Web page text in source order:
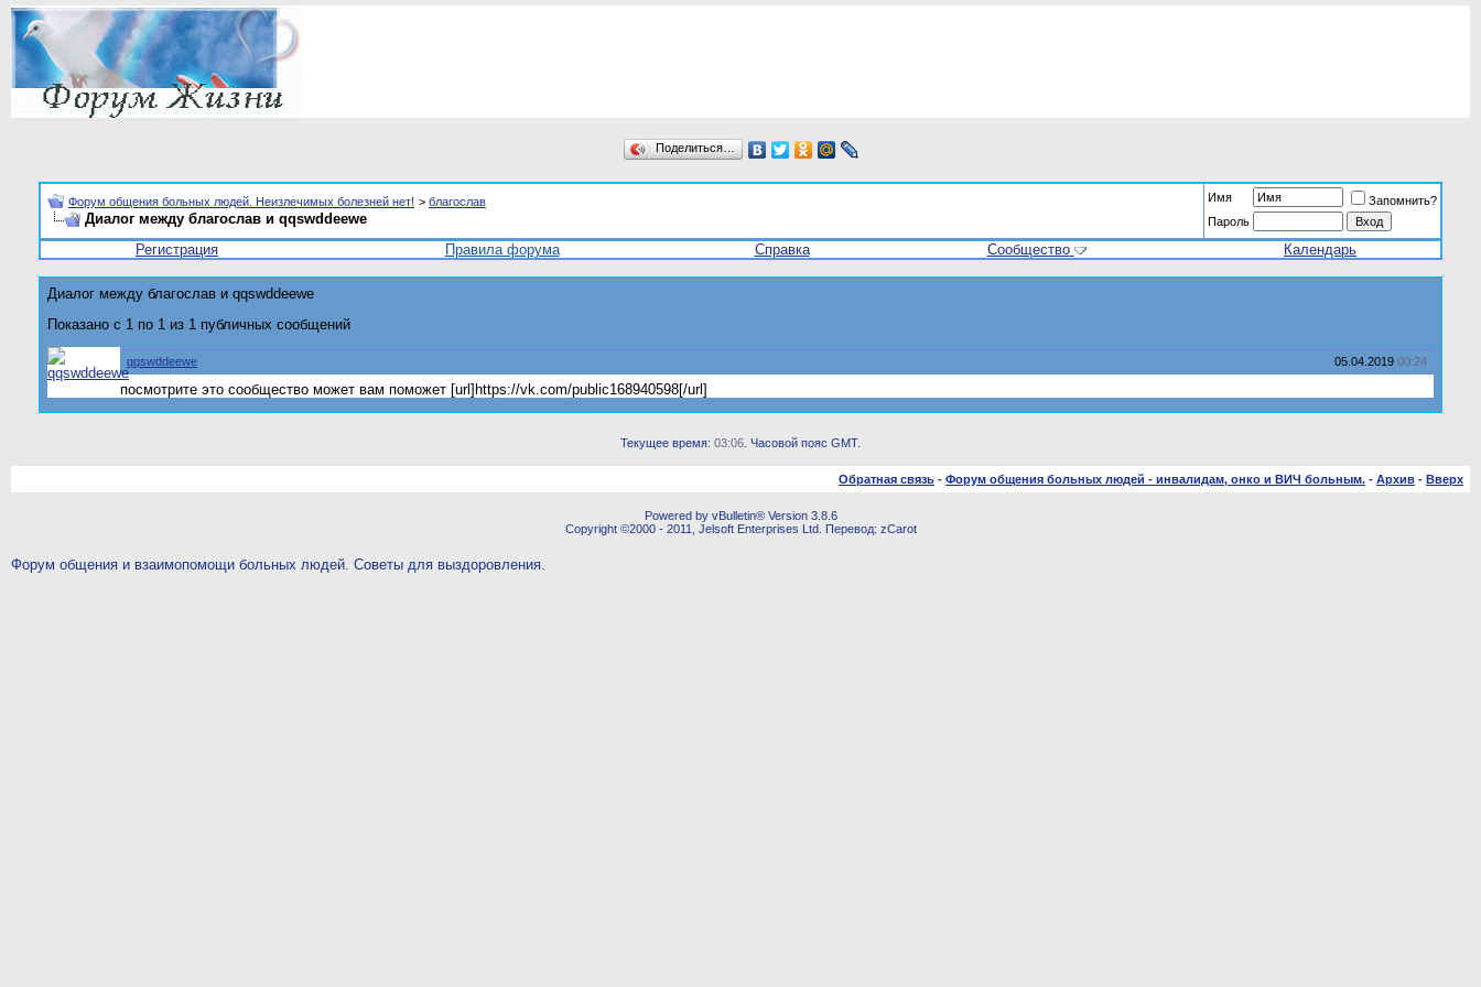
Поделиться…
Форум общения больных людей. Неизлечимых болезней нет! > благослав
Диалог между благослав и qqswddeewe
Имя
Запомнить?
Пароль
Регистрация Правила форума Справка Сообщество Календарь
Диалог между благослав и qqswddeewe
Показано с 1 по 1 из 1 публичных сообщений
05.04.2019 00:24
qqswddeewe
посмотрите это сообщество может вам поможет [url]https://vk.com/public168940598[/url]
Текущее время: 03:06 . Часовой пояс GMT.
Обратная связь - Форум общения больных людей - инвалидам, онко и ВИЧ больным. - Архив - Вверх
Powered by vBulletin® Version 3.8.6
Copyright ©2000 - 2011, Jelsoft Enterprises Ltd. Перевод: zCarot
Форум общения и взаимопомощи больных людей. Советы для выздоровления.